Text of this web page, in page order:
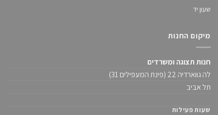
שעון יד
מיקום החנות
חנות תצוגה ומשרדים
לה גווארדיה 22 (פינת המעפילים 31)
תל אביב
שעות פעילות